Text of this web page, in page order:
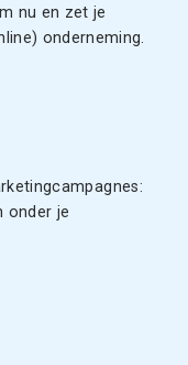
nu en zet je
onderneming.
onder je